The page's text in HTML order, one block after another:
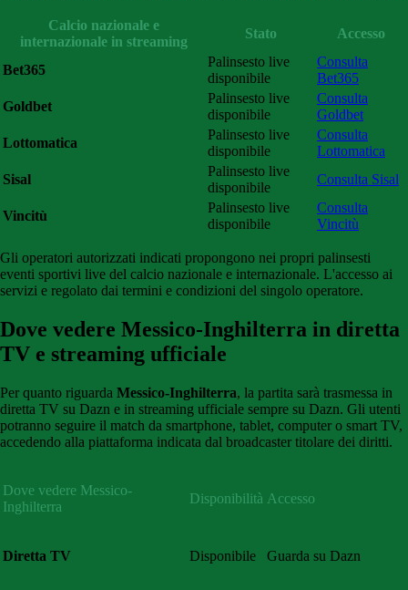
Calcio nazionale e
internazionale in streaming
Stato Accesso
Bet365
Palinsesto live
disponibile
Consulta
Bet365
Goldbet
Palinsesto live
disponibile
Consulta
Goldbet
Lottomatica
Palinsesto live
disponibile
Consulta
Lottomatica
Sisal
Palinsesto live
disponibile
Consulta Sisal
Vincitù
Palinsesto live
disponibile
Consulta
Vincitù
Gli operatori autorizzati indicati propongono nei propri palinsesti
eventi sportivi live del calcio nazionale e internazionale. L'accesso ai
servizi e regolato dai termini e condizioni del singolo operatore.
Dove vedere Messico-Inghilterra in diretta
TV e streaming ufficiale
Per quanto riguarda Messico-Inghilterra, la partita sarà trasmessa in
diretta TV su Dazn e in streaming ufficiale sempre su Dazn. Gli utenti
potranno seguire il match da smartphone, tablet, computer o smart TV,
accedendo alla piattaforma indicata dal broadcaster titolare dei diritti.
Dove vedere Messico-
Inghilterra
Disponibilità Accesso
Diretta TV Disponibile Guarda su Dazn